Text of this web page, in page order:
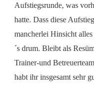
Aufstiegsrunde, was
hatte. Dass diese
mancherlei Hinsicht
´s drum. Bleibt als
Trainer-und
habt ihr insgesamt sehr